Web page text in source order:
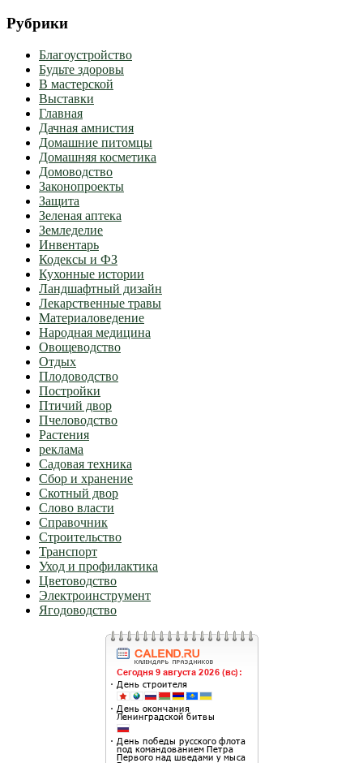
Рубрики
Благоустройство
Будьте здоровы
В мастерской
Выставки
Главная
Дачная амнистия
Домашние питомцы
Домашняя косметика
Домоводство
Законопроекты
Защита
Зеленая аптека
Земледелие
Инвентарь
Кодексы и ФЗ
Кухонные истории
Ландшафтный дизайн
Лекарственные травы
Материаловедение
Народная медицина
Овощеводство
Отдых
Плодоводство
Постройки
Птичий двор
Пчеловодство
Растения
реклама
Садовая техника
Сбор и хранение
Скотный двор
Слово власти
Справочник
Строительство
Транспорт
Уход и профилактика
Цветоводство
Электроинструмент
Ягодоводство